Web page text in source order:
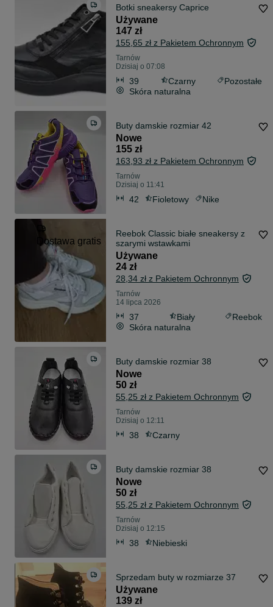
Botki sneakersy Caprice
Używane
147 zł
155,65 zł z Pakietem Ochronnym
Tarnów
Dzisiaj o 07:08
39 Czarny
Pozostałe
Skóra naturalna
Buty damskie rozmiar 42
Nowe
155 zł
163,93 zł z Pakietem Ochronnym
Tarnów
Dzisiaj o 11:41
42 Fioletowy Nike
Dostawa gratis
Reebok Classic białe sneakersy z
szarymi wstawkami
Używane
24 zł
28,34 zł z Pakietem Ochronnym
Tarnów
14 lipca 2026
37 Biały
Reebok
Skóra naturalna
Buty damskie rozmiar 38
Nowe
50 zł
55,25 zł z Pakietem Ochronnym
Tarnów
Dzisiaj o 12:11
38 Czarny
Buty damskie rozmiar 38
Nowe
50 zł
55,25 zł z Pakietem Ochronnym
Tarnów
Dzisiaj o 12:15
38 Niebieski
Sprzedam buty w rozmiarze 37
Używane
139 zł